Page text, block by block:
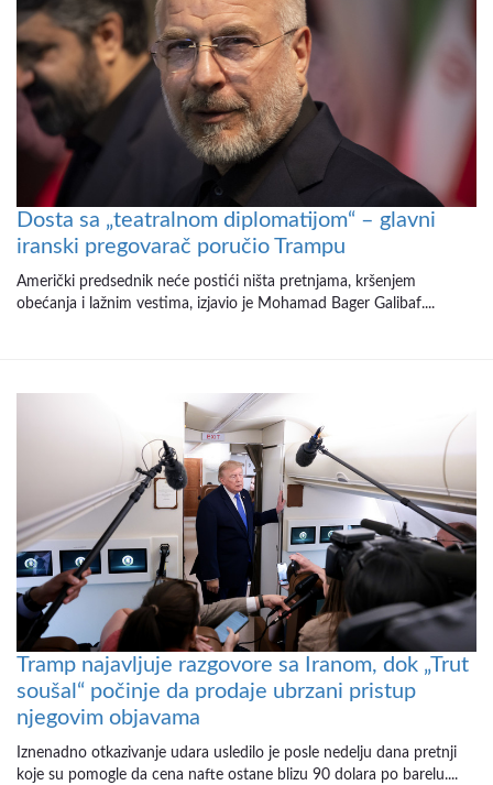
Dosta sa „teatralnom diplomatijom“ – glavni
iranski pregovarač poručio Trampu
Američki predsednik neće postići ništa pretnjama, kršenjem
obećanja i lažnim vestima, izjavio je Mohamad Bager Galibaf....
Tramp najavljuje razgovore sa Iranom, dok „Trut
soušal“ počinje da prodaje ubrzani pristup
njegovim objavama
Iznenadno otkazivanje udara usledilo je posle nedelju dana pretnji
koje su pomogle da cena nafte ostane blizu 90 dolara po barelu....